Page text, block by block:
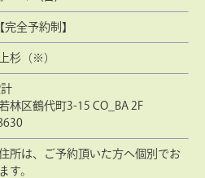
全予約制】
杉（※）
林区鶴代町3-15 CO_BA 2F
所は、ご予約頂いた方へ個別でお
す。